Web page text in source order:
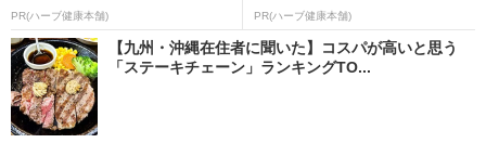
PR(ハーブ健康本舗) PR(ハーブ健康本舗)
【九州・沖縄在住者に聞いた】コスパが高いと思う
「ステーキチェーン」ランキングTO...